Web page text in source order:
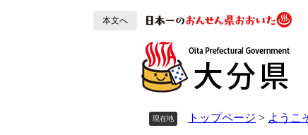
本文へ
現在地 トップページ > ようこ